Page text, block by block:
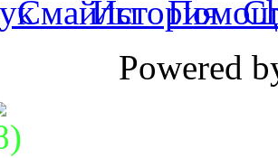
Powered